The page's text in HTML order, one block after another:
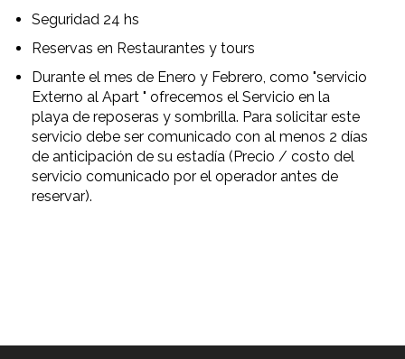
Seguridad 24 hs
Reservas en Restaurantes y tours
Durante el mes de Enero y Febrero, como "servicio
Externo al Apart " ofrecemos el Servicio en la
playa de reposeras y sombrilla. Para solicitar este
servicio debe ser comunicado con al menos 2 días
de anticipación de su estadía (Precio / costo del
servicio comunicado por el operador antes de
reservar).